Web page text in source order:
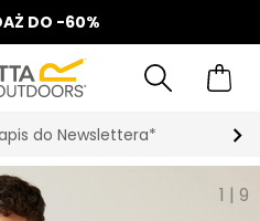
DO -60%
do Newslettera*
1 | 9